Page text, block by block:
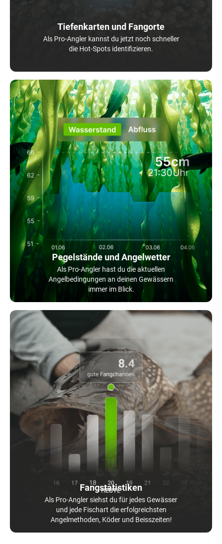
Tiefenkarten und Fangorte
Als Pro-Angler kannst du jetzt noch schneller
die Hot-Spots identifizieren.
Pegelstände und Angelwetter
Als Pro-Angler hast du die aktuellen
Angelbedingungen an deinen Gewässern
immer im Blick.
Fangstatistiken
Als Pro-Angler siehst du für jedes Gewässer
und jede Fischart die erfolgreichsten
Angelmethoden, Köder und Beisszeiten!